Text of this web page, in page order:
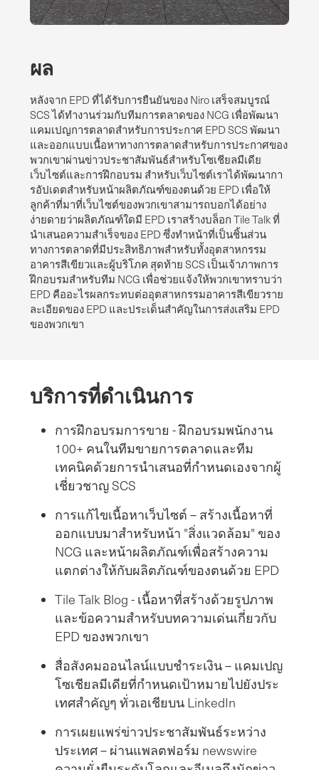
ผล
หลังจาก EPD ที่ได้รับการยืนยันของ Niro เสร็จสมบูรณ์
SCS ได้ทํางานร่วมกับทีมการตลาดของ NCG เพื่อพัฒนา
แคมเปญการตลาดสําหรับการประกาศ EPD SCS พัฒนา
และออกแบบเนื้อหาทางการตลาดสําหรับการประกาศของ
พวกเขาผ่านข่าวประชาสัมพันธ์สําหรับโซเชียลมีเดีย
เว็บไซต์และการฝึกอบรม สําหรับเว็บไซต์เราได้พัฒนากา
รอัปเดตสําหรับหน้าผลิตภัณฑ์ของตนด้วย EPD เพื่อให้
ลูกค้าที่มาที่เว็บไซต์ของพวกเขาสามารถบอกได้อย่าง
ง่ายดายว่าผลิตภัณฑ์ใดมี EPD เราสร้างบล็อก Tile Talk ที่
นําเสนอความสําเร็จของ EPD ซึ่งทําหน้าที่เป็นชิ้นส่วน
ทางการตลาดที่มีประสิทธิภาพสําหรับทั้งอุตสาหกรรม
อาคารสีเขียวและผู้บริโภค สุดท้าย SCS เป็นเจ้าภาพการ
ฝึกอบรมสําหรับทีม NCG เพื่อช่วยแจ้งให้พวกเขาทราบว่า
EPD คืออะไรผลกระทบต่ออุตสาหกรรมอาคารสีเขียวราย
ละเอียดของ EPD และประเด็นสําคัญในการส่งเสริม EPD
ของพวกเขา
บริการที่ดําเนินการ
การฝึกอบรมการขาย - ฝึกอบรมพนักงาน
100+ คนในทีมขายการตลาดและทีม
เทคนิคด้วยการนําเสนอที่กําหนดเองจากผู้
เชี่ยวชาญ SCS
การแก้ไขเนื้อหาเว็บไซต์ – สร้างเนื้อหาที่
ออกแบบมาสําหรับหน้า "สิ่งแวดล้อม" ของ
NCG และหน้าผลิตภัณฑ์เพื่อสร้างความ
แตกต่างให้กับผลิตภัณฑ์ของตนด้วย EPD
Tile Talk Blog - เนื้อหาที่สร้างด้วยรูปภาพ
และข้อความสําหรับบทความเด่นเกี่ยวกับ
EPD ของพวกเขา
สื่อสังคมออนไลน์แบบชําระเงิน – แคมเปญ
โซเชียลมีเดียที่กําหนดเป้าหมายไปยังประ
เทศสําคัญๆ ทั่วเอเชียบน LinkedIn
การเผยแพร่ข่าวประชาสัมพันธ์ระหว่าง
ประเทศ – ผ่านแพลตฟอร์ม newswire